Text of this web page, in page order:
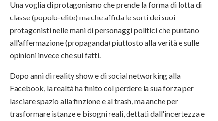
Una voglia di protagonismo che prende la forma di lotta di
classe (popolo-elite) ma che affida le sorti dei suoi
protagonisti nelle mani di personaggi politici che puntano
all'affermazione (propaganda) piuttosto alla verità e sulle
opinioni invece che sui fatti.
Dopo anni di reality show e di social networking alla
Facebook, la realtà ha finito col perdere la sua forza per
lasciare spazio alla finzione e al trash, ma anche per
trasformare istanze e bisogni reali, dettati dall'incertezza e